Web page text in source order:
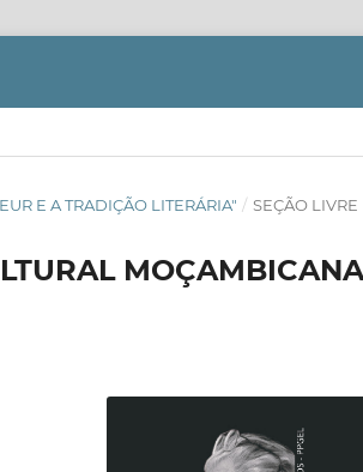
E A TRADIÇÃO LITERÁRIA" / SEÇÃO LIVRE
MOÇAMBICANA